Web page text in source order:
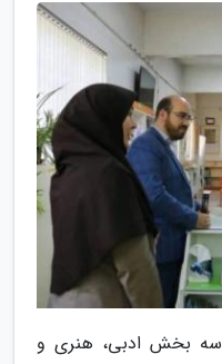
600 کارگاه در سه بخش ادبی، هنری و